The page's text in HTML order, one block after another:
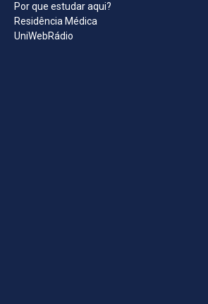
Por que estudar aqui?
Residência Médica
UniWebRádio